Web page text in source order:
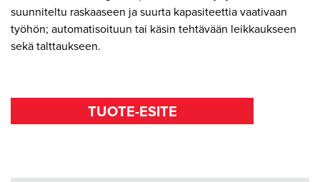
suunniteltu raskaaseen ja suurta kapasiteettia vaativaan
työhön; automatisoituun tai käsin tehtävään leikkaukseen
sekä talttaukseen.
TUOTE-ESITE